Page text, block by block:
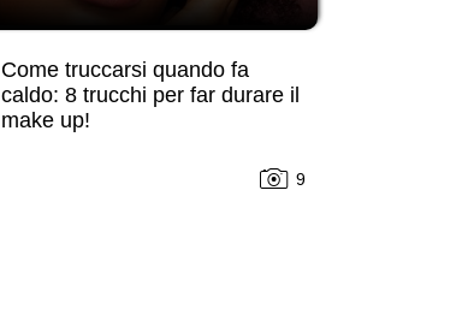
Come truccarsi quando fa
caldo: 8 trucchi per far durare il
make up!
9